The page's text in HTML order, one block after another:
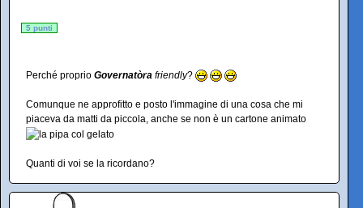
5 punti
Perché proprio Governatòra friendly?
Comunque ne approfitto e posto l'immagine di una cosa che mi
piaceva da matti da piccola, anche se non è un cartone animato
Quanti di voi se la ricordano?